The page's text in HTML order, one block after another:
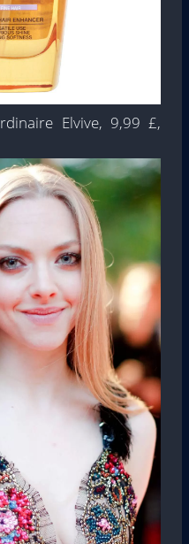
Elvive, 9,99 £,